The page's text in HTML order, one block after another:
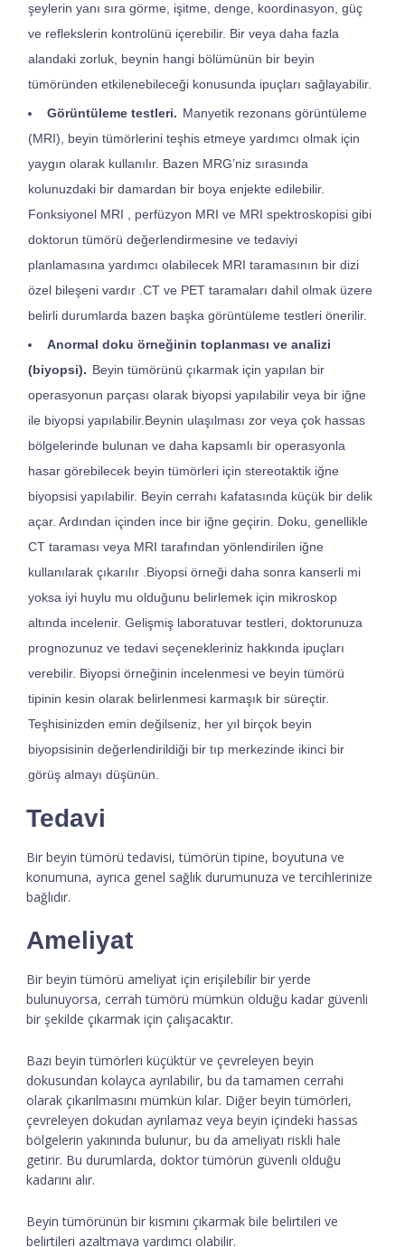
şeylerin yanı sıra görme, işitme, denge, koordinasyon, güç
ve reflekslerin kontrolünü içerebilir. Bir veya daha fazla
alandaki zorluk, beynin hangi bölümünün bir beyin
tümöründen etkilenebileceği konusunda ipuçları sağlayabilir.
Görüntüleme testleri. Manyetik rezonans görüntüleme
(MRI), beyin tümörlerini teşhis etmeye yardımcı olmak için
yaygın olarak kullanılır. Bazen MRG’niz sırasında
kolunuzdaki bir damardan bir boya enjekte edilebilir.
Fonksiyonel MRI , perfüzyon MRI ve MRI spektroskopisi gibi
doktorun tümörü değerlendirmesine ve tedaviyi
planlamasına yardımcı olabilecek MRI taramasının bir dizi
özel bileşeni vardır .CT ve PET taramaları dahil olmak üzere
belirli durumlarda bazen başka görüntüleme testleri önerilir.
Anormal doku örneğinin toplanması ve analizi
(biyopsi). Beyin tümörünü çıkarmak için yapılan bir
operasyonun parçası olarak biyopsi yapılabilir veya bir iğne
ile biyopsi yapılabilir.Beynin ulaşılması zor veya çok hassas
bölgelerinde bulunan ve daha kapsamlı bir operasyonla
hasar görebilecek beyin tümörleri için stereotaktik iğne
biyopsisi yapılabilir. Beyin cerrahı kafatasında küçük bir delik
açar. Ardından içinden ince bir iğne geçirin. Doku, genellikle
CT taraması veya MRI tarafından yönlendirilen iğne
kullanılarak çıkarılır .Biyopsi örneği daha sonra kanserli mi
yoksa iyi huylu mu olduğunu belirlemek için mikroskop
altında incelenir. Gelişmiş laboratuvar testleri, doktorunuza
prognozunuz ve tedavi seçenekleriniz hakkında ipuçları
verebilir. Biyopsi örneğinin incelenmesi ve beyin tümörü
tipinin kesin olarak belirlenmesi karmaşık bir süreçtir.
Teşhisinizden emin değilseniz, her yıl birçok beyin
biyopsisinin değerlendirildiği bir tıp merkezinde ikinci bir
görüş almayı düşünün.
Tedavi
Bir beyin tümörü tedavisi, tümörün tipine, boyutuna ve
konumuna, ayrıca genel sağlık durumunuza ve tercihlerinize
bağlıdır.
Ameliyat
Bir beyin tümörü ameliyat için erişilebilir bir yerde
bulunuyorsa, cerrah tümörü mümkün olduğu kadar güvenli
bir şekilde çıkarmak için çalışacaktır.
Bazı beyin tümörleri küçüktür ve çevreleyen beyin
dokusundan kolayca ayrılabilir, bu da tamamen cerrahi
olarak çıkarılmasını mümkün kılar. Diğer beyin tümörleri,
çevreleyen dokudan ayrılamaz veya beyin içindeki hassas
bölgelerin yakınında bulunur, bu da ameliyatı riskli hale
getirir. Bu durumlarda, doktor tümörün güvenli olduğu
kadarını alır.
Beyin tümörünün bir kısmını çıkarmak bile belirtileri ve
belirtileri azaltmaya yardımcı olabilir.